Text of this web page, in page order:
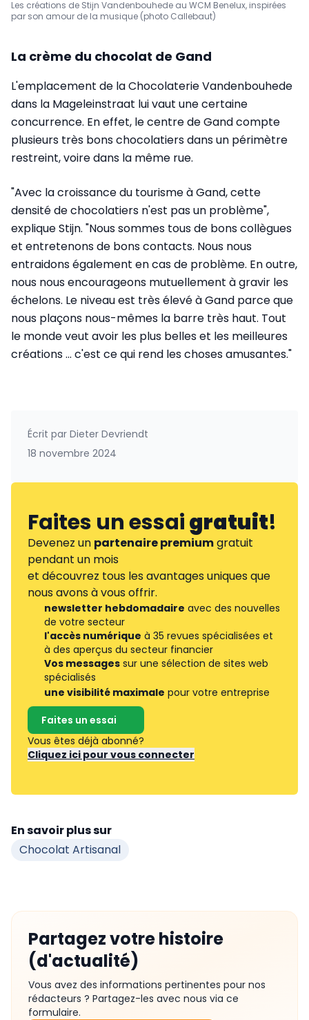
Les créations de Stijn Vandenbouhede au WCM Benelux, inspirées
par son amour de la musique (photo Callebaut)
La crème du chocolat de Gand
L'emplacement de la Chocolaterie Vandenbouhede
dans la Mageleinstraat lui vaut une certaine
concurrence. En effet, le centre de Gand compte
plusieurs très bons chocolatiers dans un périmètre
restreint, voire dans la même rue.
"Avec la croissance du tourisme à Gand, cette
densité de chocolatiers n'est pas un problème",
explique Stijn. "Nous sommes tous de bons collègues
et entretenons de bons contacts. Nous nous
entraidons également en cas de problème. En outre,
nous nous encourageons mutuellement à gravir les
échelons. Le niveau est très élevé à Gand parce que
nous plaçons nous-mêmes la barre très haut. Tout
le monde veut avoir les plus belles et les meilleures
créations ... c'est ce qui rend les choses amusantes."
Écrit par Dieter Devriendt
18 novembre 2024
Faites un essaigratuit!
Devenez un partenaire premiumgratuit
pendant un mois
et découvrez tous les avantages uniques que
nous avons à vous offrir.
newsletter hebdomadaire avec des nouvelles
de votre secteur
l'accès numérique à 35 revues spécialisées et
à des aperçus du secteur financier
Vos messages sur une sélection de sites web
spécialisés
une visibilité maximale pour votre entreprise
Faites un essai
Vous êtes déjà abonné?
Cliquez ici pour vous connecter
En savoir plus sur
Chocolat Artisanal
Partagez votre histoire
(d'actualité)
Vous avez des informations pertinentes pour nos
rédacteurs ? Partagez-les avec nous via ce
formulaire.